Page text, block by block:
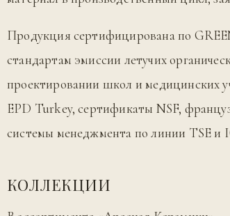
Продукция сертифицирована по
стандартам эмиссии летучих
проектировании школ и медицинских
EPD Turkey, сертификаты NSF,
системы менеджмента по линии TSE и
КОЛЛЕКЦИИ